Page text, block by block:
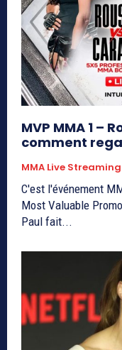
MVP MMA 1 –
comment
MMA Live Streaming
C'est l'événement
Most Valuable
Paul fait...